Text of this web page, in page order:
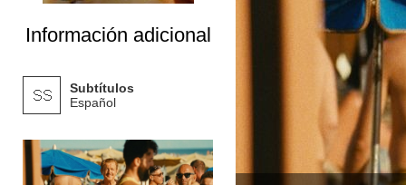
Información adicional
Subtítulos
Español